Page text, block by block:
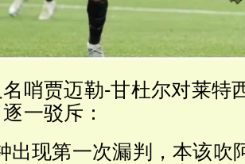
哨贾迈勒-甘杜尔对莱特
一驳斥：
出现第一次漏判，本该吹